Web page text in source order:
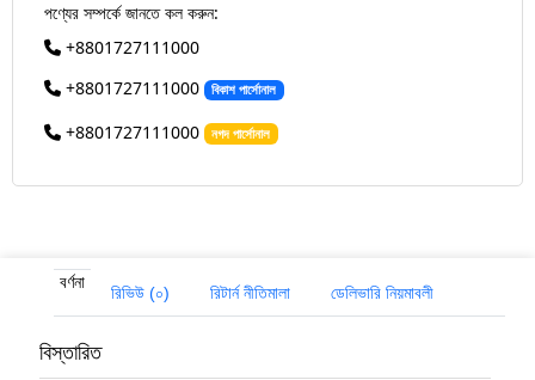
পণ্যের সম্পর্কে জানতে কল করুন:
+8801727111000
+8801727111000
বিকাশ পার্সোনাল
+8801727111000 নগদ পার্সোনাল
বর্ণনা
রিভিউ (০) রিটার্ন নীতিমালা ডেলিভারি নিয়মাবলী
বিস্তারিত